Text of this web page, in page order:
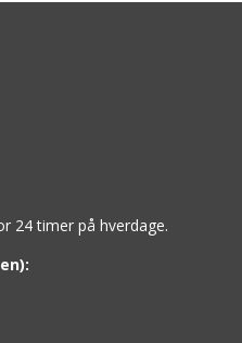
24 timer på hverdage.